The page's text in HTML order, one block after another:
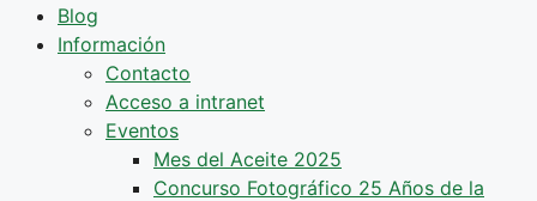
Blog
Información
Contacto
Acceso a intranet
Eventos
Mes del Aceite 2025
Concurso Fotográfico 25 Años de la